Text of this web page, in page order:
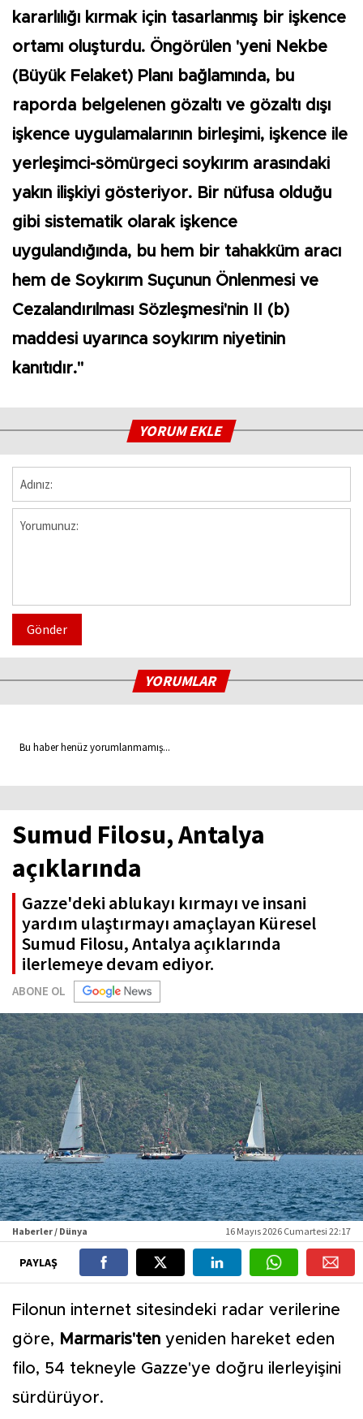
kararlılığı kırmak için tasarlanmış bir işkence
ortamı oluşturdu. Öngörülen 'yeni Nekbe
(Büyük Felaket) Planı bağlamında, bu
raporda belgelenen gözaltı ve gözaltı dışı
işkence uygulamalarının birleşimi, işkence ile
yerleşimci-sömürgeci soykırım arasındaki
yakın ilişkiyi gösteriyor. Bir nüfusa olduğu
gibi sistematik olarak işkence
uygulandığında, bu hem bir tahakküm aracı
hem de Soykırım Suçunun Önlenmesi ve
Cezalandırılması Sözleşmesi'nin II (b)
maddesi uyarınca soykırım niyetinin
kanıtıdır."
YORUM EKLE
Gönder
YORUMLAR
Bu haber henüz yorumlanmamış...
Sumud Filosu, Antalya
açıklarında
Gazze'deki ablukayı kırmayı ve insani
yardım ulaştırmayı amaçlayan Küresel
Sumud Filosu, Antalya açıklarında
ilerlemeye devam ediyor.
ABONE OL
Haberler / Dünya 16 Mayıs 2026 Cumartesi 22:17
PAYLAŞ
Filonun internet sitesindeki radar verilerine
göre, Marmaris'ten yeniden hareket eden
filo, 54 tekneyle Gazze'ye doğru ilerleyişini
sürdürüyor.